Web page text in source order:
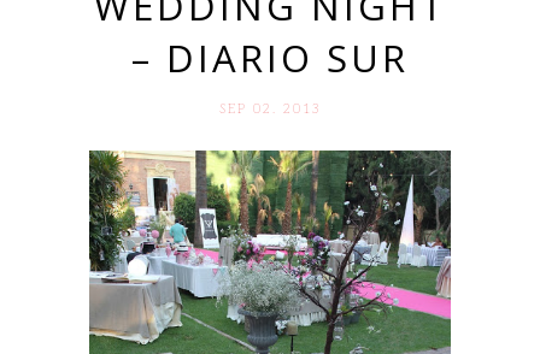
– DIARIO SUR
SEP 02. 2013